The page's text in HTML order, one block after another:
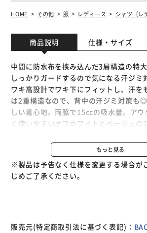
HOME その他 服 レディース シャツ（レ
商品説明 仕様・サイズ
中間に防水布を挟み込んだ3層構造の特
しっかりガードするので気になる汗ジミ
ワキ高設計でワキ下にフィットし、汗を
は2重構造なので、背中の汗ジミ対策も
しい着心地。両脇で15ccの吸水量。アウ
く使いやすいオフホワイトとベージュの
もっと見る
※製品は予告なく仕様を変更する場合が
じめご了承ください。
販売元(特定商取引法に基づく表記)：